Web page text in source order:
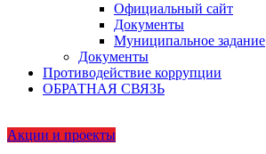
Официальный сайт
Документы
Муниципальное задание
Документы
Противодействие коррупции
ОБРАТНАЯ СВЯЗЬ
Акции и проекты